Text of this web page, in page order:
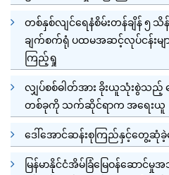
တစ်နှစ်လျင်ရေနံစိမ်းတန်ချိန် ၅
ချက်စက်ရုံ ပထမအဆင့်လုပ်ငန်းမျ
ကြည့်ရှု
လျှပ်စစ်ဓါတ်အား ခိုးယူသုံးစွဲသည့်
တစ်ခုကို သက်ဆိုင်ရာက အရေးယူ
ဒေါ်အောင်ဆန်းစုကြည်နှင့်တွေ့ဆုံခဲ့
မြန်မာနိုင်ငံအိမ်ခြံမြေဝန်ဆောင်မှု